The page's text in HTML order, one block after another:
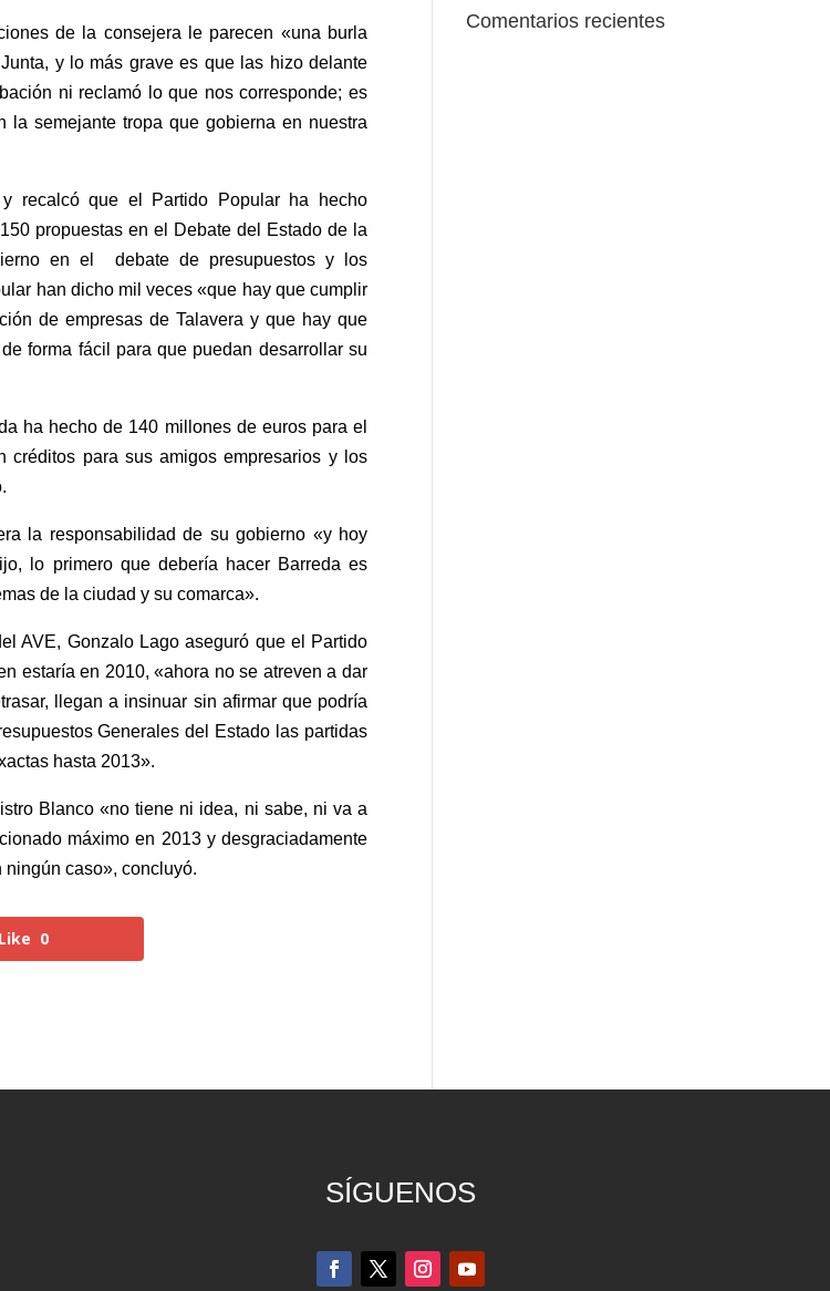
de la consejera le parecen «una burla
y lo más grave es que las hizo delante
ni reclamó lo que nos corresponde; es
semejante tropa que gobierna en nuestra
recalcó que el Partido Popular ha hecho
propuestas en el Debate del Estado de la
en el debate de presupuestos y los
han dicho mil veces «que hay que cumplir
de empresas de Talavera y que hay que
forma fácil para que puedan desarrollar su
ha hecho de 140 millones de euros para el
para sus amigos empresarios y los
la responsabilidad de su gobierno «y hoy
lo primero que debería hacer Barreda es
de la ciudad y su comarca».
AVE, Gonzalo Lago aseguró que el Partido
estaría en 2010, «ahora no se atreven a dar
llegan a insinuar sin afirmar que podría
Generales del Estado las partidas
hasta 2013».
Blanco «no tiene ni idea, ni sabe, ni va a
máximo en 2013 y desgraciadamente
ningún caso», concluyó.
Like 0
Comentarios recientes
SÍGUENOS